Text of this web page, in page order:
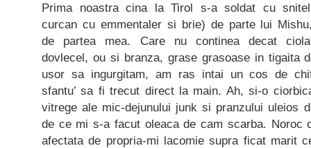
Prima noastra cina la Tirol s-a soldat cu
curcan cu emmentaler si brie) de parte lui
de partea mea. Care nu continea decat
dovlecel, ou si branza, grase grasoase in tigaita
usor sa ingurgitam, am ras intai un cos de
sfantu’ sa fi trecut direct la main. Ah, si-o
vitrege ale mic-dejunului junk si pranzului uleios
de ce mi s-a facut oleaca de cam scarba. Noroc
afectata de propria-mi lacomie supra ficat marit